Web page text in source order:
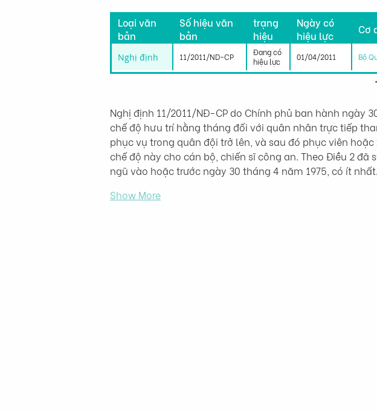
Loại văn
bản
Số hiệu văn
bản
trạng
hiệu
lực
Ngày có
hiệu lực
Cơ
Nghị định 11/2011/ND-CP
Đang có
hiệu lực
01/04/2011 Bộ
Nghị định 11/2011/NĐ-CP do Chính phủ ban hành ngày
chế độ hưu trí hằng tháng đối với quân nhân trực tiếp
phục vụ trong quân đội trở lên, và sau đó phục viên
chế độ này cho cán bộ, chiến sĩ công an. Theo Điều 2
ngũ vào hoặc trước ngày 30 tháng 4 năm 1975, có ít
Show More